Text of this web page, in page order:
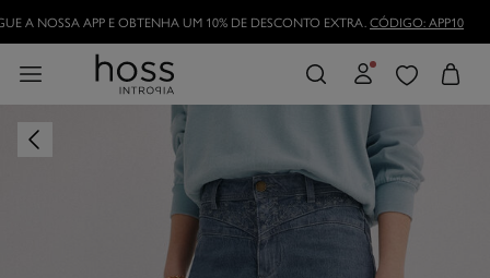
TORNE-SE HOSSLOVERE APROVEITE AS VANTAGENS